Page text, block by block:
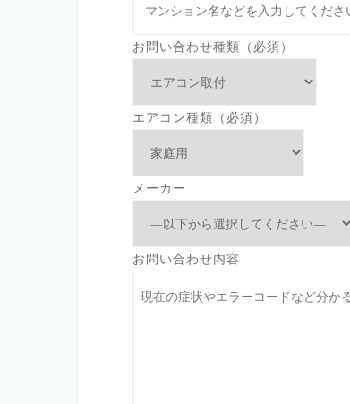
お問い合わせ種類（必須）
エアコン種類（必須）
メーカー
お問い合わせ内容